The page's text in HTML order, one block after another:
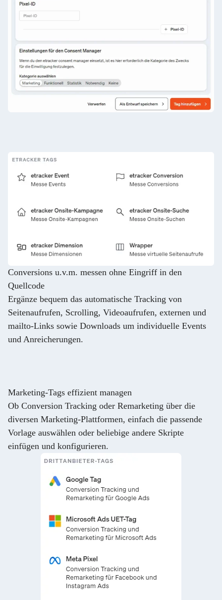
Conversions u.v.m. messen ohne Eingriff in den
Quellcode
Ergänze bequem das automatische Tracking von
Seitenaufrufen, Scrolling, Videoaufrufen, externen und
mailto-Links sowie Downloads um individuelle Events
und Anreicherungen.
Marketing-Tags effizient managen
Ob Conversion Tracking oder Remarketing über die
diversen Marketing-Plattformen, einfach die passende
Vorlage auswählen oder beliebige andere Skripte
einfügen und konfigurieren.